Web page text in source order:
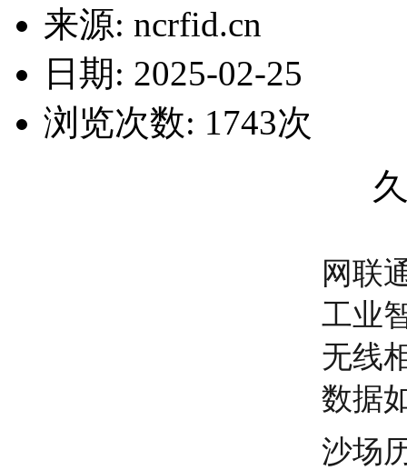
来源: ncrfid.cn
日期: 2025-02-25
浏览次数: 1743次
网联
工业
无线
数据
沙场